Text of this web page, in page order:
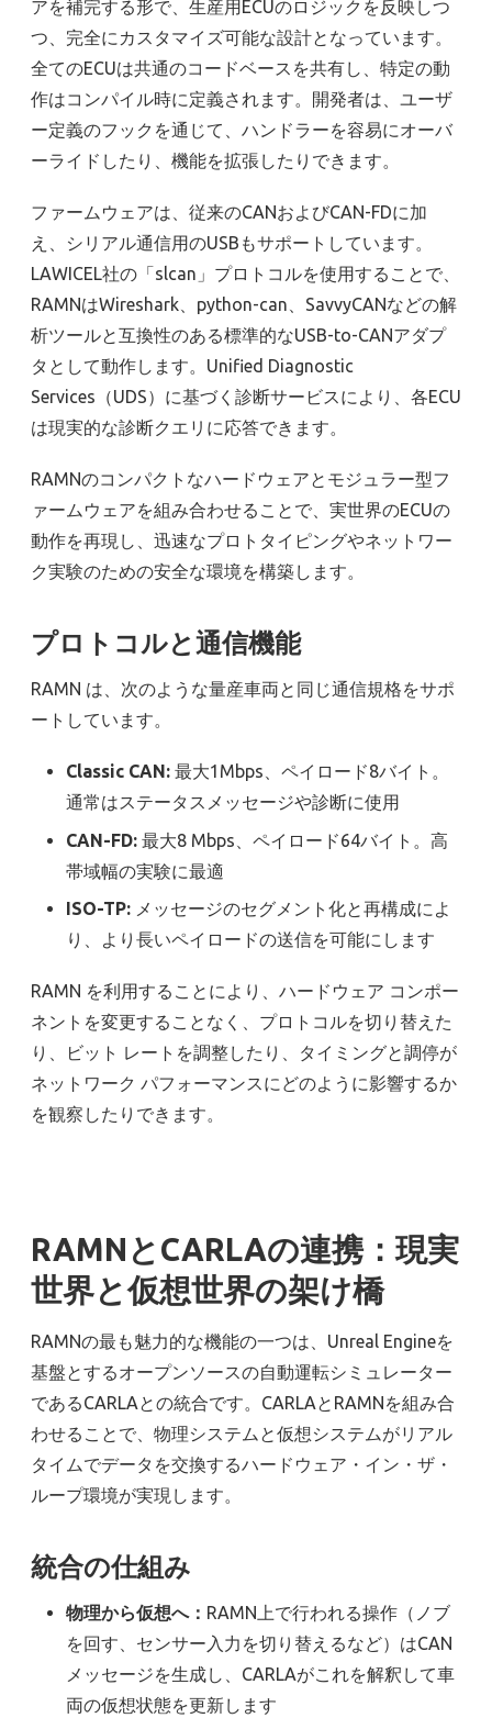
アを補完する形で、生産用ECUのロジックを反映しつ
つ、完全にカスタマイズ可能な設計となっています。
全てのECUは共通のコードベースを共有し、特定の動
作はコンパイル時に定義されます。開発者は、ユーザ
ー定義のフックを通じて、ハンドラーを容易にオーバ
ーライドしたり、機能を拡張したりできます。
ファームウェアは、従来のCANおよびCAN-FDに加
え、シリアル通信用のUSBもサポートしています。
LAWICEL社の「slcan」プロトコルを使用することで、
RAMNはWireshark、python-can、SavvyCANなどの解
析ツールと互換性のある標準的なUSB-to-CANアダプ
タとして動作します。Unified Diagnostic
Services（UDS）に基づく診断サービスにより、各ECU
は現実的な診断クエリに応答できます。
RAMNのコンパクトなハードウェアとモジュラー型フ
ァームウェアを組み合わせることで、実世界のECUの
動作を再現し、迅速なプロトタイピングやネットワー
ク実験のための安全な環境を構築します。
プロトコルと通信機能
RAMN は、次のような量産車両と同じ通信規格をサポ
ートしています。
Classic CAN: 最大1Mbps、ペイロード8バイト。
通常はステータスメッセージや診断に使用
CAN-FD: 最大8 Mbps、ペイロード64バイト。高
帯域幅の実験に最適
ISO-TP: メッセージのセグメント化と再構成によ
り、より長いペイロードの送信を可能にします
RAMN を利用することにより、ハードウェア コンポー
ネントを変更することなく、プロトコルを切り替えた
り、ビット レートを調整したり、タイミングと調停が
ネットワーク パフォーマンスにどのように影響するか
を観察したりできます。
RAMNとCARLAの連携：現実
世界と仮想世界の架け橋
RAMNの最も魅力的な機能の一つは、Unreal Engineを
基盤とするオープンソースの自動運転シミュレーター
であるCARLAとの統合です。CARLAとRAMNを組み合
わせることで、物理システムと仮想システムがリアル
タイムでデータを交換するハードウェア・イン・ザ・
ループ環境が実現します。
統合の仕組み
物理から仮想へ： RAMN上で行われる操作（ノブ
を回す、センサー入力を切り替えるなど）はCAN
メッセージを生成し、CARLAがこれを解釈して車
両の仮想状態を更新します